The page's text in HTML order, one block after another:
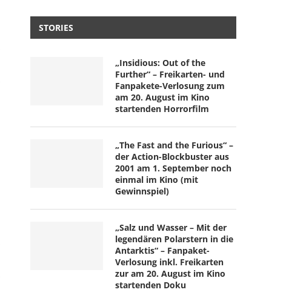
STORIES
„Insidious: Out of the
Further“ – Freikarten- und
Fanpakete-Verlosung zum
am 20. August im Kino
startenden Horrorfilm
„The Fast and the Furious“ –
der Action-Blockbuster aus
2001 am 1. September noch
einmal im Kino (mit
Gewinnspiel)
„Salz und Wasser – Mit der
legendären Polarstern in die
Antarktis“ – Fanpaket-
Verlosung inkl. Freikarten
zur am 20. August im Kino
startenden Doku